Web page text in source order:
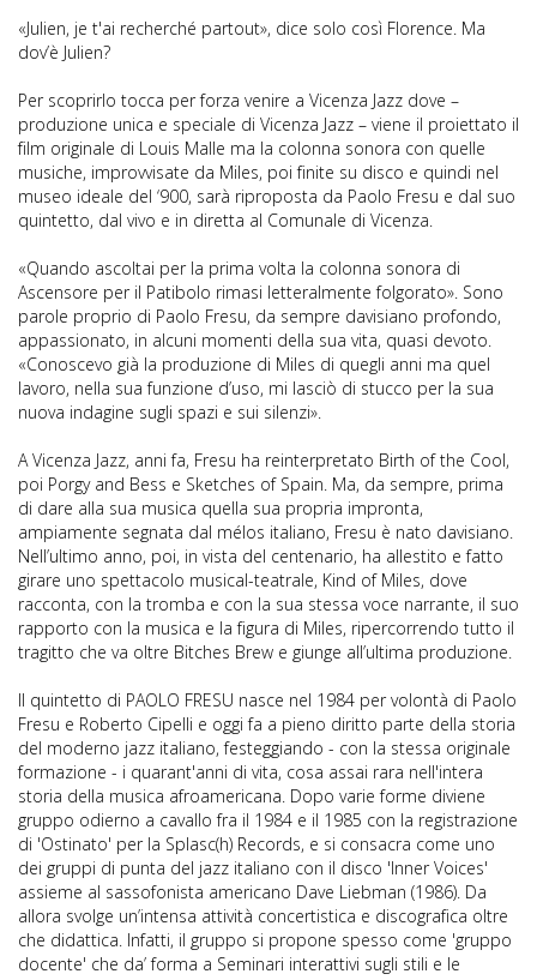
«Julien, je t'ai recherché partout», dice solo così Florence. Ma
dov’è Julien?
Per scoprirlo tocca per forza venire a Vicenza Jazz dove –
produzione unica e speciale di Vicenza Jazz – viene il proiettato il
film originale di Louis Malle ma la colonna sonora con quelle
musiche, improvvisate da Miles, poi finite su disco e quindi nel
museo ideale del ‘900, sarà riproposta da Paolo Fresu e dal suo
quintetto, dal vivo e in diretta al Comunale di Vicenza.
«Quando ascoltai per la prima volta la colonna sonora di
Ascensore per il Patibolo rimasi letteralmente folgorato». Sono
parole proprio di Paolo Fresu, da sempre davisiano profondo,
appassionato, in alcuni momenti della sua vita, quasi devoto.
«Conoscevo già la produzione di Miles di quegli anni ma quel
lavoro, nella sua funzione d’uso, mi lasciò di stucco per la sua
nuova indagine sugli spazi e sui silenzi».
A Vicenza Jazz, anni fa, Fresu ha reinterpretato Birth of the Cool,
poi Porgy and Bess e Sketches of Spain. Ma, da sempre, prima
di dare alla sua musica quella sua propria impronta,
ampiamente segnata dal mélos italiano, Fresu è nato davisiano.
Nell’ultimo anno, poi, in vista del centenario, ha allestito e fatto
girare uno spettacolo musical-teatrale, Kind of Miles, dove
racconta, con la tromba e con la sua stessa voce narrante, il suo
rapporto con la musica e la figura di Miles, ripercorrendo tutto il
tragitto che va oltre Bitches Brew e giunge all’ultima produzione.
Il quintetto di PAOLO FRESU nasce nel 1984 per volontà di Paolo
Fresu e Roberto Cipelli e oggi fa a pieno diritto parte della storia
del moderno jazz italiano, festeggiando - con la stessa originale
formazione - i quarant'anni di vita, cosa assai rara nell'intera
storia della musica afroamericana. Dopo varie forme diviene
gruppo odierno a cavallo fra il 1984 e il 1985 con la registrazione
di 'Ostinato' per la Splasc(h) Records, e si consacra come uno
dei gruppi di punta del jazz italiano con il disco 'Inner Voices'
assieme al sassofonista americano Dave Liebman (1986). Da
allora svolge un’intensa attività concertistica e discografica oltre
che didattica. Infatti, il gruppo si propone spesso come 'gruppo
docente' che da’ forma a Seminari interattivi sugli stili e le